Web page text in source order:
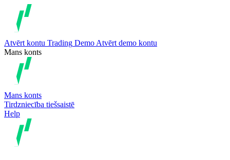
Atvērt kontu Trading Demo Atvērt demo kontu
Mans konts
Mans konts
Tirdzniecība tiešsaistē
Help